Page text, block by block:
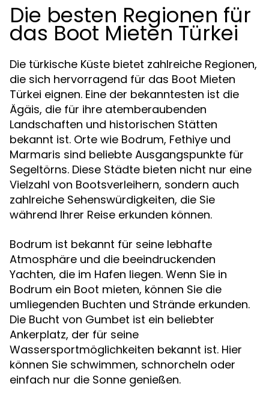
Die besten Regionen für
das Boot Mieten Türkei
Die türkische Küste bietet zahlreiche Regionen,
die sich hervorragend für das Boot Mieten
Türkei eignen. Eine der bekanntesten ist die
Ägäis, die für ihre atemberaubenden
Landschaften und historischen Stätten
bekannt ist. Orte wie Bodrum, Fethiye und
Marmaris sind beliebte Ausgangspunkte für
Segeltörns. Diese Städte bieten nicht nur eine
Vielzahl von Bootsverleihern, sondern auch
zahlreiche Sehenswürdigkeiten, die Sie
während Ihrer Reise erkunden können.
Bodrum ist bekannt für seine lebhafte
Atmosphäre und die beeindruckenden
Yachten, die im Hafen liegen. Wenn Sie in
Bodrum ein Boot mieten, können Sie die
umliegenden Buchten und Strände erkunden.
Die Bucht von Gumbet ist ein beliebter
Ankerplatz, der für seine
Wassersportmöglichkeiten bekannt ist. Hier
können Sie schwimmen, schnorcheln oder
einfach nur die Sonne genießen.